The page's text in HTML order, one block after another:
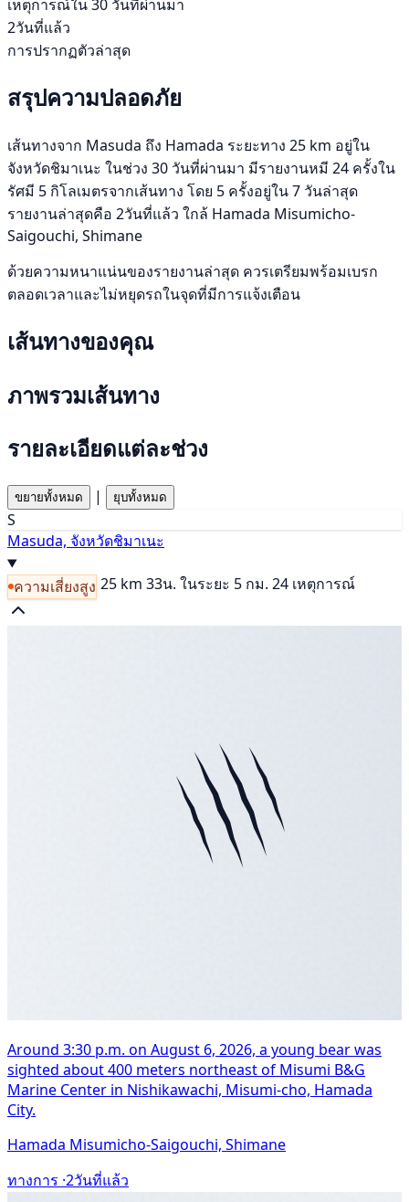
เหตุการณ์ใน 30 วันที่ผ่านมา
2วันที่แล้ว
การปรากฏตัวล่าสุด
สรุปความปลอดภัย
เส้นทางจาก Masuda ถึง Hamada ระยะทาง 25 km อยู่ใน
จังหวัดชิมาเนะ ในช่วง 30 วันที่ผ่านมา มีรายงานหมี 24 ครั้งใน
รัศมี 5 กิโลเมตรจากเส้นทาง โดย 5 ครั้งอยู่ใน 7 วันล่าสุด
รายงานล่าสุดคือ 2วันที่แล้ว ใกล้ Hamada Misumicho-
Saigouchi, Shimane
ด้วยความหนาแน่นของรายงานล่าสุด ควรเตรียมพร้อมเบรก
ตลอดเวลาและไม่หยุดรถในจุดที่มีการแจ้งเตือน
เส้นทางของคุณ
ภาพรวมเส้นทาง
รายละเอียดแต่ละช่วง
ขยายทั้งหมด | ยุบทั้งหมด
S
Masuda, จังหวัดชิมาเนะ
ความเสี่ยงสูง 25 km 33น. ในระยะ 5 กม. 24 เหตุการณ์
Around 3:30 p.m. on August 6, 2026, a young bear was
sighted about 400 meters northeast of Misumi B&G
Marine Center in Nishikawachi, Misumi-cho, Hamada
City.
Hamada Misumicho-Saigouchi, Shimane
ทางการ ·2วันที่แล้ว